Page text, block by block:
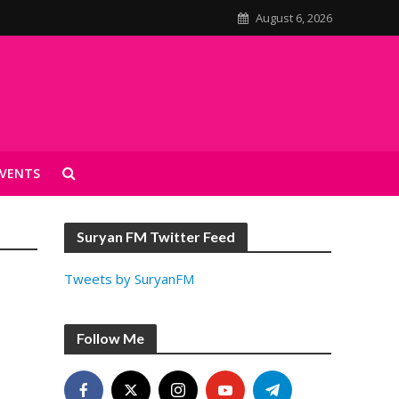
August 6, 2026
Suryan FM Twitter Feed
Tweets by SuryanFM
Follow Me